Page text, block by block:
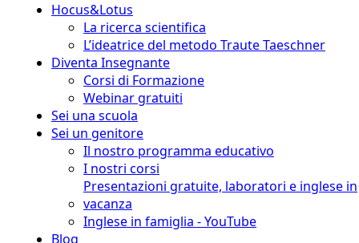
Hocus&Lotus
La ricerca scientifica
L’ideatrice del metodo Traute Taeschner
Diventa Insegnante
Corsi di Formazione
Webinar gratuiti
Sei una scuola
Sei un genitore
Il nostro programma educativo
I nostri corsi
Presentazioni gratuite, laboratori e inglese in
vacanza
Inglese in famiglia - YouTube
Blog